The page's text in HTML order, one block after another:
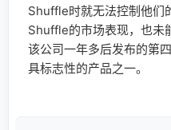
Shuffle时就无法控制他们
Shuffle的市场表现，也未
该公司一年多后发布的第
具标志性的产品之一。